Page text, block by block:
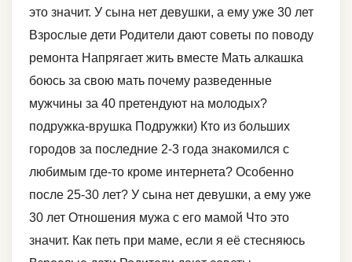
это значит. У сына нет девушки, а ему уже 30 лет
Взрослые дети Родители дают советы по поводу
ремонта Напрягает жить вместе Мать алкашка
боюсь за свою мать почему разведенные
мужчины за 40 претендуют на молодых?
подружка-врушка Подружки) Кто из больших
городов за последние 2-3 года знакомился с
любимым где-то кроме интернета? Особенно
после 25-30 лет? У сына нет девушки, а ему уже
30 лет Отношения мужа с его мамой Что это
значит. Как петь при маме, если я её стесняюсь